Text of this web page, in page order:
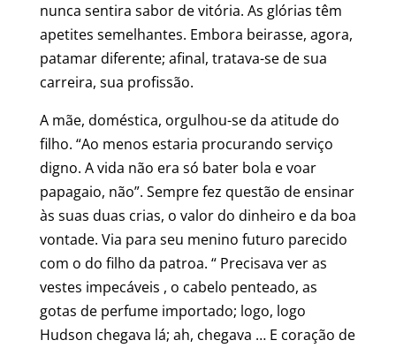
nunca sentira sabor de vitória. As glórias têm
apetites semelhantes. Embora beirasse, agora,
patamar diferente; afinal, tratava-se de sua
carreira, sua profissão.
A mãe, doméstica, orgulhou-se da atitude do
filho. “Ao menos estaria procurando serviço
digno. A vida não era só bater bola e voar
papagaio, não”. Sempre fez questão de ensinar
às suas duas crias, o valor do dinheiro e da boa
vontade. Via para seu menino futuro parecido
com o do filho da patroa. “ Precisava ver as
vestes impecáveis , o cabelo penteado, as
gotas de perfume importado; logo, logo
Hudson chegava lá; ah, chegava … E coração de